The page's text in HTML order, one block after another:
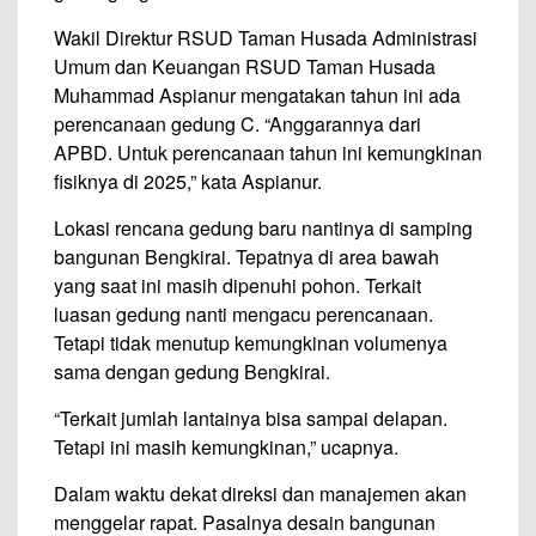
Wakil Direktur RSUD Taman Husada Administrasi
Umum dan Keuangan RSUD Taman Husada
Muhammad Aspianur mengatakan tahun ini ada
perencanaan gedung C. “Anggarannya dari
APBD. Untuk perencanaan tahun ini kemungkinan
fisiknya di 2025,” kata Aspianur.
Lokasi rencana gedung baru nantinya di samping
bangunan Bengkirai. Tepatnya di area bawah
yang saat ini masih dipenuhi pohon. Terkait
luasan gedung nanti mengacu perencanaan.
Tetapi tidak menutup kemungkinan volumenya
sama dengan gedung Bengkirai.
“Terkait jumlah lantainya bisa sampai delapan.
Tetapi ini masih kemungkinan,” ucapnya.
Dalam waktu dekat direksi dan manajemen akan
menggelar rapat. Pasalnya desain bangunan